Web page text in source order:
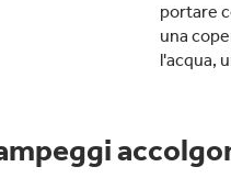
portare
una
l'acqua,